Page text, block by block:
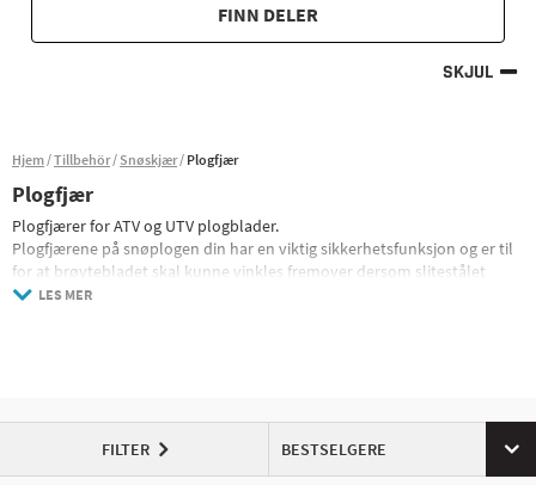
FINN DELER
SKJUL
Hjem Tillbehör Snøskjær Plogfjær
Plogfjær
Plogfjærer for ATV og UTV plogblader.
Plogfjærene på snøplogen din har en viktig sikkerhetsfunksjon og er til
for at brøytebladet skal kunne vinkles fremover dersom slitestålet
stopper i en hindring i bakken, i stedet for at kraften fra et slikt stopp
fleksibelt, men sikkert feste. Med dette fleksible festet får du
sikkerhetsfunksjonen til at bladet "trigger" ved bråstopp, og en
justeringsmulighet hvor du ofte kan stille inn vinkelen på bladet til
LES MER
FILTER BESTSELGERE